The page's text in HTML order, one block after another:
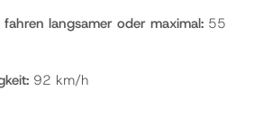
langsamer oder maximal: 55
92 km/h